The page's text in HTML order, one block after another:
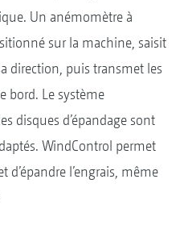
Un anémomètre à
sur la machine, saisit
direction, puis transmet les
bord. Le système
disques d’épandage sont
WindControl permet
d’épandre l’engrais, même